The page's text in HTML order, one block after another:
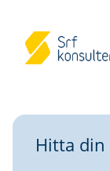
Hitta din